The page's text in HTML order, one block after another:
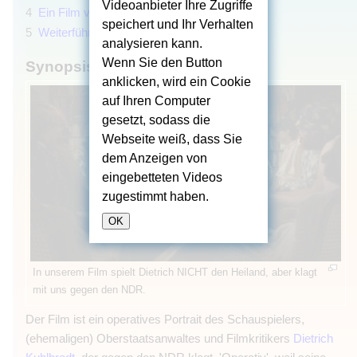
4 Ein Film von und mit:
5 Weiterführende Links
Synopsis
In unserem Film spielt Dietrich NICHT den Heiland, aber klagt
mit uns gegen den NDR.
Der Film ist ein operatives Portrait des Schauspielers,
(ehemaligen) Oberstaatsanwaltes und Filmkritikers Dietrich
Videoanbieter Ihre Zugriffe
speichert und Ihr Verhalten
analysieren kann.
Wenn Sie den Button
anklicken, wird ein Cookie
auf Ihren Computer
gesetzt, sodass die
Webseite weiß, dass Sie
dem Anzeigen von
eingebetteten Videos
zugestimmt haben.
OK